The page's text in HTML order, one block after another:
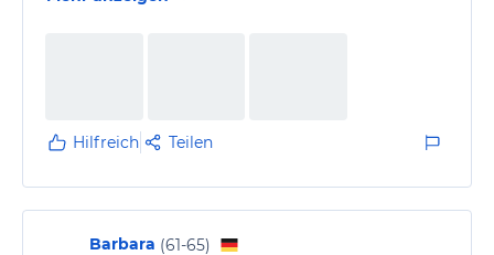
kreativ interpretierten Gerichten war alles auf
Hilfreich Teilen
Barbara (61-65)